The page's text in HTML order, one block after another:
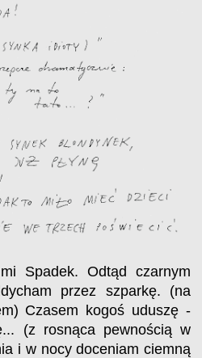
Spadek. Odtąd czarnym
przez szparkę. (na
Czasem kogoś uduszę -
(z rosnąca pewnością w
i w nocy doceniam ciemną